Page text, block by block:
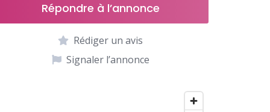
Répondre à l’annonce
Rédiger un avis
Signaler l’annonce